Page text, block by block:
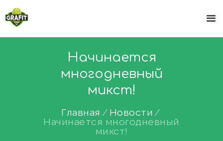
Начинается
многодневный
микст!
Главная
Новости
Начинается многодневный
микст!